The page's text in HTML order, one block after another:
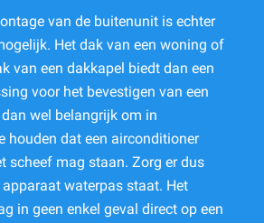
van de buitenunit is echter
Het dak van een woning of
van een dakkapel biedt dan een
voor het bevestigen van een
wel belangrijk om in
houden dat een airconditioner
scheef mag staan. Zorg er dus
waterpas staat. Het
in geen enkel geval direct op een